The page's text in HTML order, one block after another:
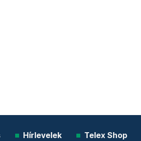
Hírlevelek Telex Shop